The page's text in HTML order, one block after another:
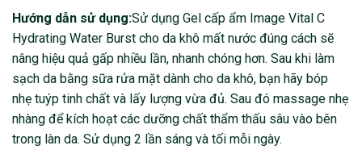
Hướng dẫn sử dụng:Sử dụng Gel cấp ẩm Image Vital C
Hydrating Water Burst cho da khô mất nước đúng cách sẽ
nâng hiệu quả gấp nhiều lần, nhanh chóng hơn. Sau khi làm
sạch da bằng sữa rửa mặt dành cho da khô, bạn hãy bóp
nhẹ tuýp tinh chất và lấy lượng vừa đủ. Sau đó massage nhẹ
nhàng để kích hoạt các dưỡng chất thẩm thấu sâu vào bên
trong làn da. Sử dụng 2 lần sáng và tối mỗi ngày.